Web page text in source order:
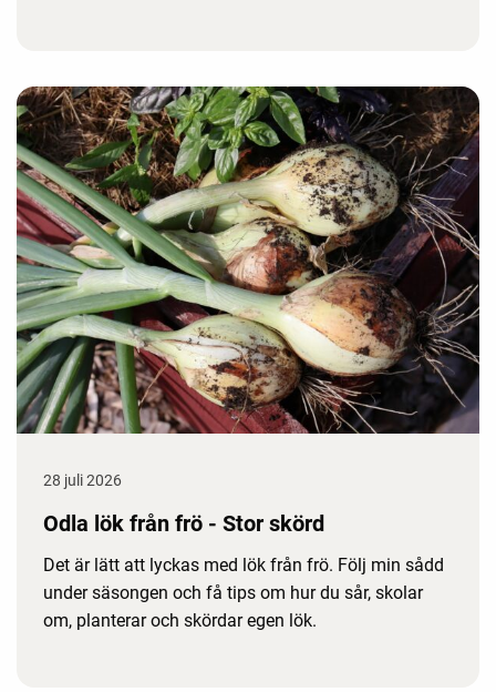
28 juli 2026
Odla lök från frö - Stor skörd
Det är lätt att lyckas med lök från frö. Följ min sådd
under säsongen och få tips om hur du sår, skolar
om, planterar och skördar egen lök.